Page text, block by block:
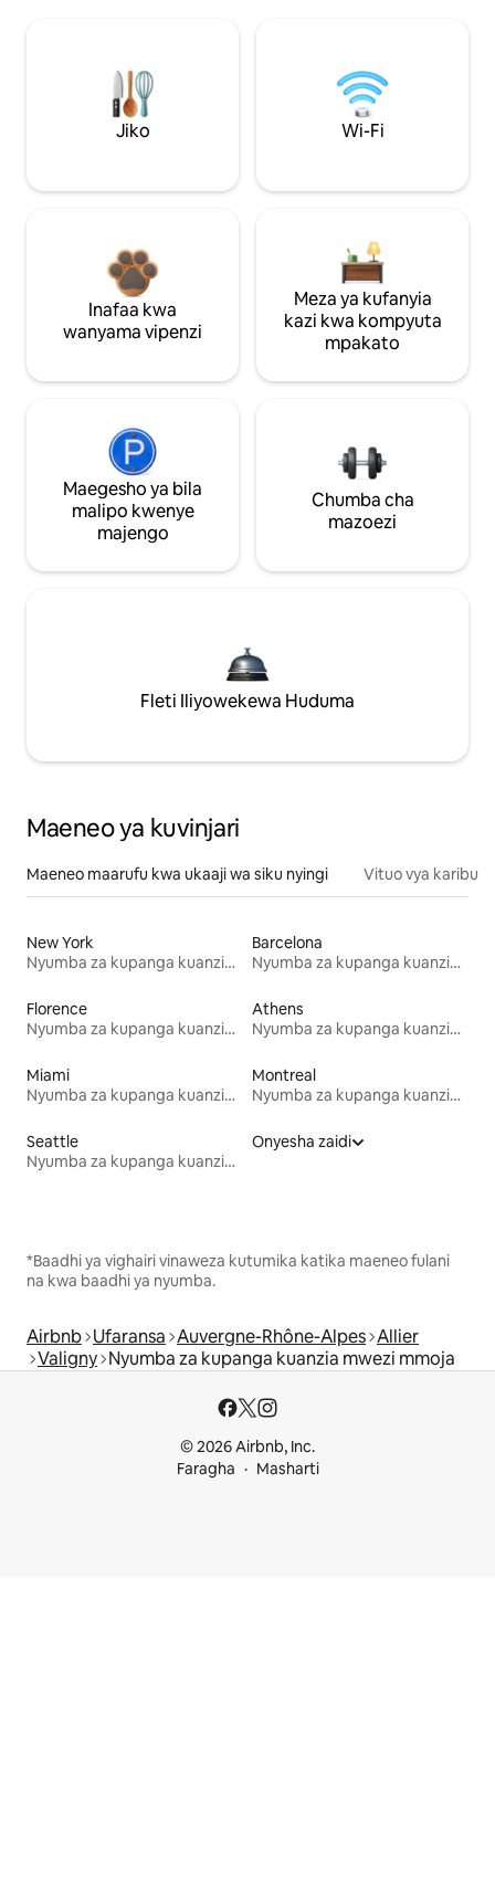
Jiko Wi-Fi
Inafaa kwa
wanyama vipenzi
Meza ya kufanyia
kazi kwa kompyuta
mpakato
Maegesho ya bila
malipo kwenye
majengo
Chumba cha
mazoezi
Fleti Iliyowekewa Huduma
Maeneo ya kuvinjari
Maeneo maarufu kwa ukaaji wa siku nyingi Vituo vya karibu
New York
Nyumba za kupanga kuanzia mwezi mmoja
Barcelona
Nyumba za kupanga kuanzia mwezi mmoja
Florence
Nyumba za kupanga kuanzia mwezi mmoja
Athens
Nyumba za kupanga kuanzia mwezi mmoja
Miami
Nyumba za kupanga kuanzia mwezi mmoja
Montreal
Nyumba za kupanga kuanzia mwezi mmoja
Seattle
Nyumba za kupanga kuanzia mwezi mmoja
Onyesha zaidi
*Baadhi ya vighairi vinaweza kutumika katika maeneo fulani
na kwa baadhi ya nyumba.
Airbnb Ufaransa Auvergne-Rhône-Alpes Allier
Valigny Nyumba za kupanga kuanzia mwezi mmoja
© 2026 Airbnb, Inc.
Faragha
Masharti